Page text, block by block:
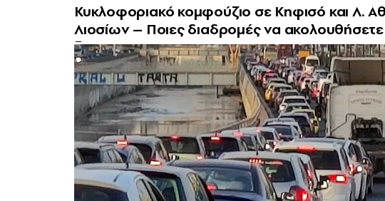
Κυκλοφοριακό κομφούζιο σε Κηφισό και Λ.
Λιοσίων – Ποιες διαδρομές να ακολουθήσετε